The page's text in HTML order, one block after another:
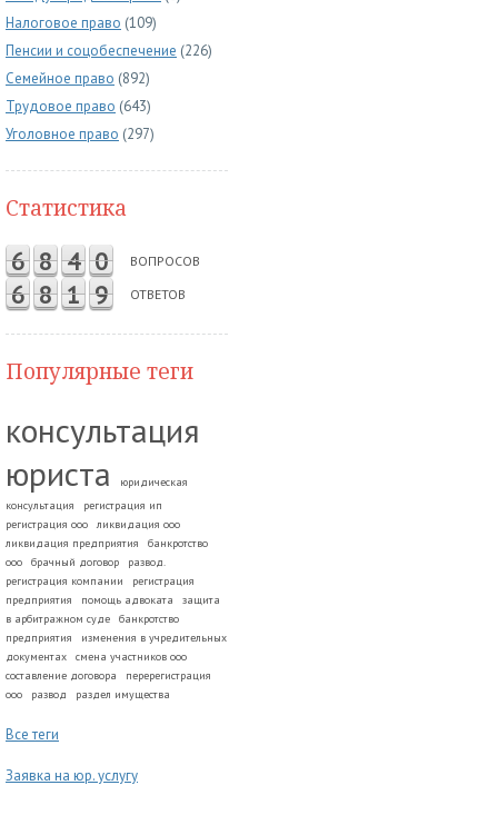
Налоговое право (109)
Пенсии и соцобеспечение (226)
Семейное право (892)
Трудовое право (643)
Уголовное право (297)
Статистика
6 8 4 0 ВОПРОСОВ
6 8 1 9 ОТВЕТОВ
Популярные теги
консультация
юриста
юридическая
консультация
регистрация ип
регистрация ооо
ликвидация ооо
ликвидация предприятия
банкротство
ооо
брачный договор
развод.
регистрация компании
регистрация
предприятия
помощь адвоката
защита
в арбитражном суде
банкротство
предприятия
изменения в учредительных
документах
смена участников ооо
составление договора
перерегистрация
ооо
развод раздел имущества
Все теги
Заявка на юр. услугу